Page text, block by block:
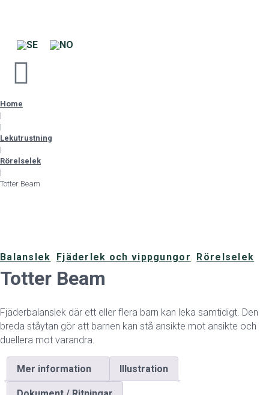
Home
|
|
Lekutrustning
|
Rörelselek
|
Totter Beam
Balanslek, Fjäderlek och vippgungor, Rörelselek
Totter Beam
Fjäderbalanslek där ett eller flera barn kan leka samtidigt. Den
breda ståytan gör att barnen kan stå ansikte mot ansikte och
duellera mot varandra.
Mer information Illustration